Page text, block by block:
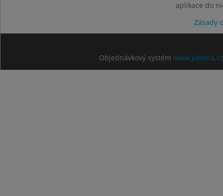
aplikace do
Zásady
Objednávkový systém www.jidelna.cz